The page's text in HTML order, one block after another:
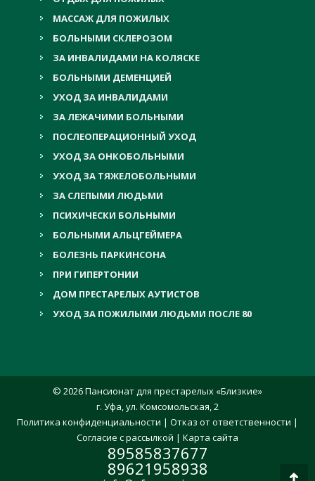
МАССАЖ ДЛЯ ПОЖИЛЫХ
БОЛЬНЫМИ СКЛЕРОЗОМ
ЗА ИНВАЛИДАМИ НА КОЛЯСКЕ
БОЛЬНЫМИ ДЕМЕНЦИЕЙ
УХОД ЗА ИНВАЛИДАМИ
ЗА ЛЕЖАЧИМИ БОЛЬНЫМИ
ПОСЛЕОПЕРАЦИОННЫЙ УХОД
УХОД ЗА ОНКОБОЛЬНЫМИ
УХОД ЗА ТЯЖЕЛОБОЛЬНЫМИ
ЗА СЛЕПЫМИ ЛЮДЬМИ
ПСИХИЧЕСКИ БОЛЬНЫМИ
БОЛЬНЫМИ АЛЬЦГЕЙМЕРА
БОЛЕЗНЬ ПАРКИНСОНА
ПРИ ГИПЕРТОНИИ
ДОМ ПРЕСТАРЕЛЫХ АУТИСТОВ
УХОД ЗА ПОЖИЛЫМИ ЛЮДЬМИ ПОСЛЕ 80
© 2026 Пансионат для престарелых «Близкие»
г. Уфа, ул. Комсомольская, 2
Политика конфиденциальности | Отказ от ответственности |
Согласие с рассылкой | Карта сайта
89585837677
89621958938